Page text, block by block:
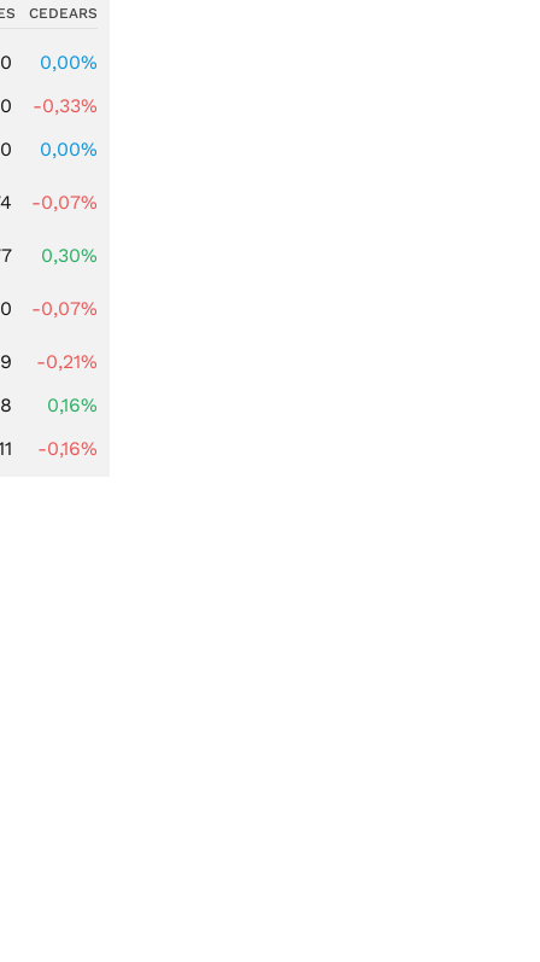
CEDEARS
0,00%
-0,33%
0,00%
-0,07%
0,30%
-0,07%
-0,21%
0,16%
-0,16%